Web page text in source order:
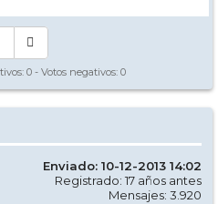
0 - Votos negativos: 0
Enviado: 10-12-2013 14:02
Registrado: 17 años antes
Mensajes: 3.920